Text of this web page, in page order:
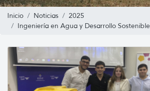
Inicio Noticias
2025
Ingeniería en Agua y Desarrollo Sostenible